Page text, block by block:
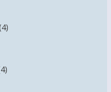
4товара
4товара